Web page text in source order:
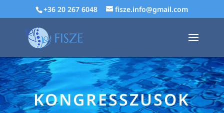
+36 20 267 6048 fisze.info@gmail.com
KONGRESSZUSOK